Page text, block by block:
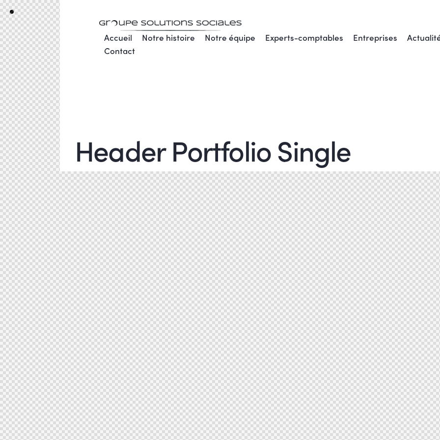
Accueil Notre histoire Notre équipe Experts-comptables Entreprises
Contact
Header Portfolio Single